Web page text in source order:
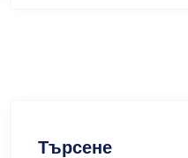
Търсене